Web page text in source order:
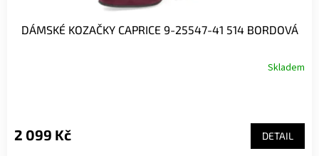
DÁMSKÉ KOZAČKY CAPRICE 9-25547-41 514 BORDOVÁ
Skladem
2 099 Kč DETAIL